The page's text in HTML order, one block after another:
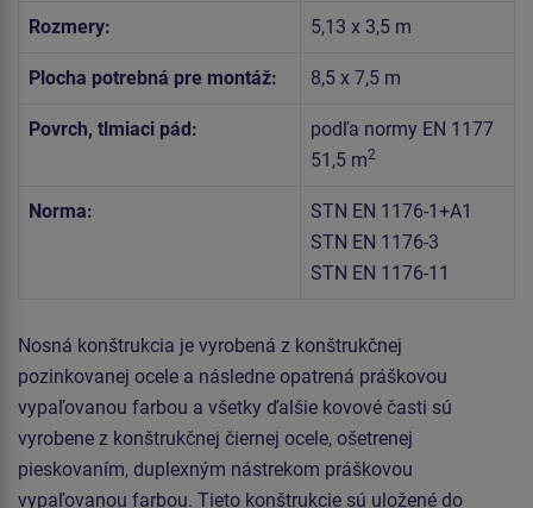
Rozmery: 5,13 x 3,5 m
Plocha potrebná pre montáž: 8,5 x 7,5 m
Povrch, tlmiaci pád:
podľa normy EN 1177
51,5 m2
Norma:
STN EN 1176-1+A1
STN EN 1176-3
STN EN 1176-11
Nosná konštrukcia je vyrobená z konštrukčnej
pozinkovanej ocele a následne opatrená práškovou
vypaľovanou farbou a všetky ďalšie kovové časti sú
vyrobene z konštrukčnej čiernej ocele, ošetrenej
pieskovaním, duplexným nástrekom práškovou
vypaľovanou farbou. Tieto konštrukcie sú uložené do